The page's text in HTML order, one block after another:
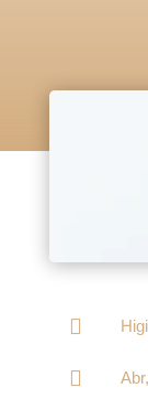

